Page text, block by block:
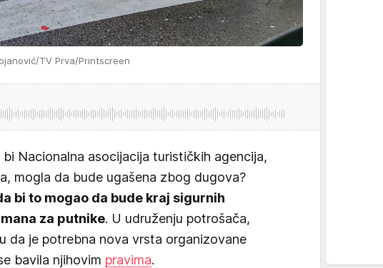
TV Prva/Printscreen
Nacionalna asocijacija turističkih agencija,
mogla da bude ugašena zbog dugova?
bi to mogao da bude kraj sigurnih
za putnike. U udruženju potrošača,
da je potrebna nova vrsta organizovane
bavila njihovim pravima.